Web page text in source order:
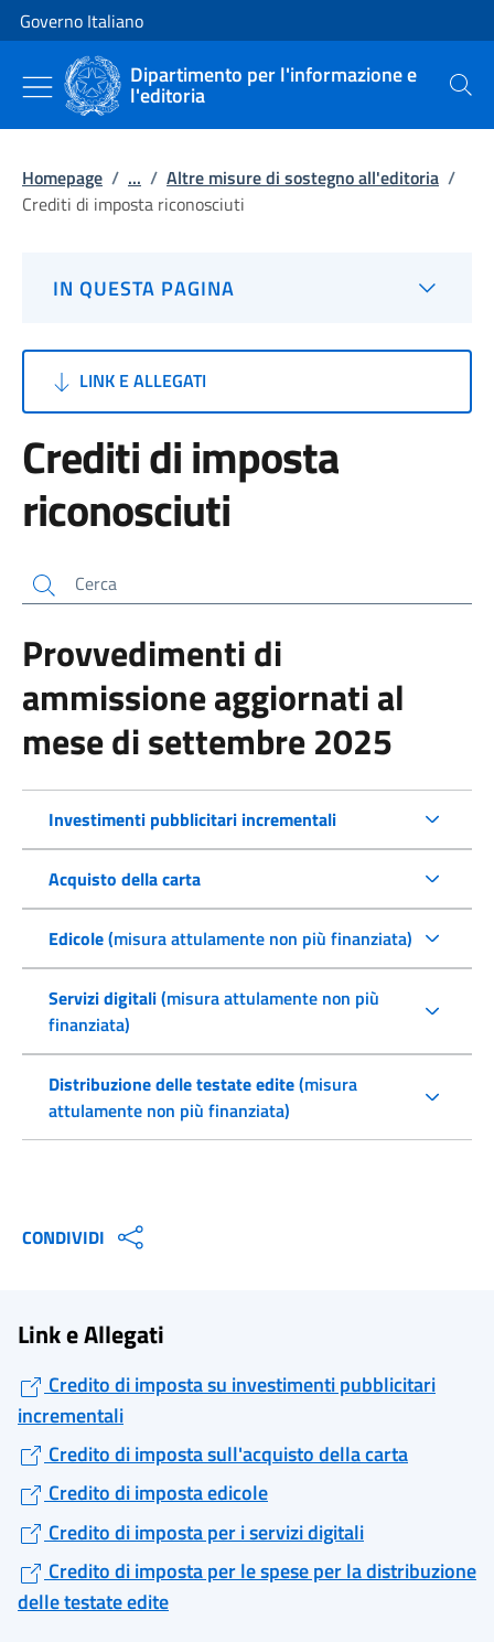
Vai al contenuto
Vai alla navigazione del sito
Governo Italiano
Dipartimento per l'informazione e
l'editoria Cerca
Homepage / ... / Altre misure di sostegno all'editoria /
Crediti di imposta riconosciuti
IN QUESTA PAGINA
LINK E ALLEGATI
Crediti di imposta
riconosciuti
Cerca
Provvedimenti di
ammissione aggiornati al
mese di settembre 2025
Investimenti pubblicitari incrementali
Acquisto della carta
Edicole(misura attulamente non più finanziata)
Servizi digitali(misura attulamente non più
finanziata)
Distribuzione delle testate edite(misura
attulamente non più finanziata)
CONDIVIDI
Link e Allegati
Credito di imposta su investimenti pubblicitari
incrementali
Credito di imposta sull'acquisto della carta
Credito di imposta edicole
Credito di imposta per i servizi digitali
Credito di imposta per le spese per la distribuzione
delle testate edite